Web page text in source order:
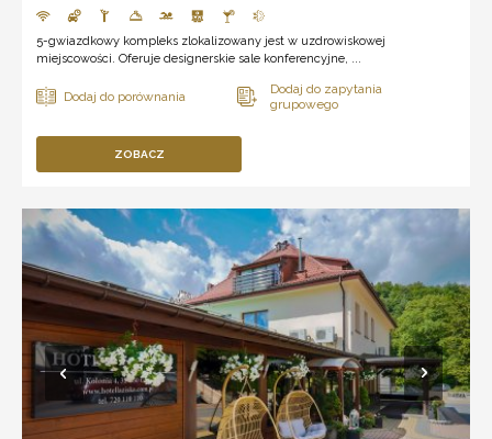
5-gwiazdkowy kompleks zlokalizowany jest w uzdrowiskowej
miejscowości. Oferuje designerskie sale konferencyjne, ...
ZOBACZ